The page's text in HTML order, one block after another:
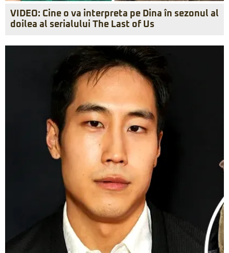
VIDEO: Cine o va interpreta pe Dina în sezonul al
doilea al serialului The Last of Us